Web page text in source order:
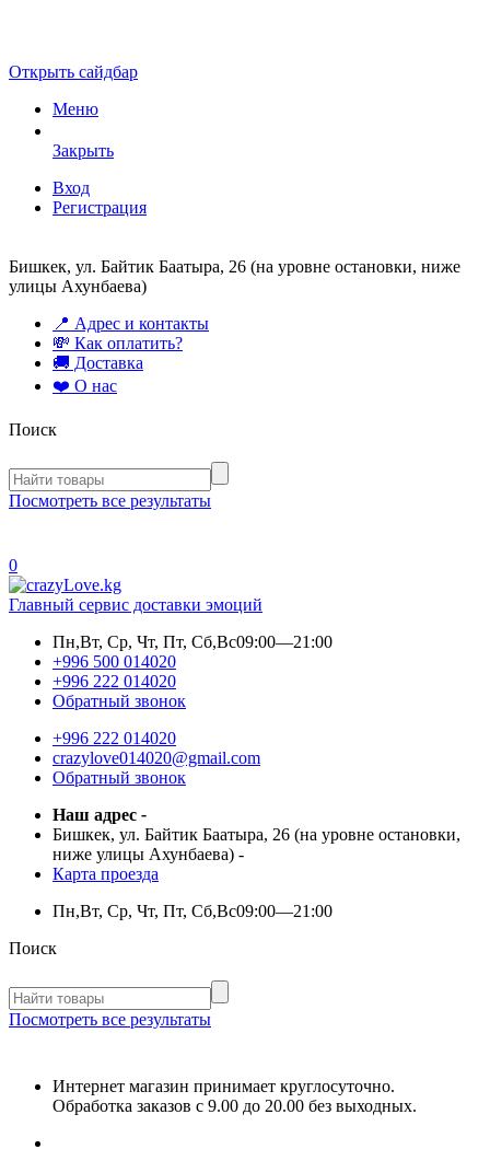
Открыть сайдбар
Меню
Закрыть
Вход
Регистрация
Бишкек, ул. Байтик Баатыра, 26 (на уровне остановки, ниже
улицы Ахунбаева)
📍 Адрес и контакты
💸 Как оплатить?
🚚 Доставка
❤️ О нас
Поиск
Посмотреть все результаты
0
Главный сервис доставки эмоций
Пн,Вт, Ср, Чт, Пт, Сб,Вс09:00—21:00
+996 500 014020
+996 222 014020
Обратный звонок
+996 222 014020
crazylove014020@gmail.com
Обратный звонок
Наш адрес -
Бишкек, ул. Байтик Баатыра, 26 (на уровне остановки,
ниже улицы Ахунбаева) -
Карта проезда
Пн,Вт, Ср, Чт, Пт, Сб,Вс09:00—21:00
Поиск
Посмотреть все результаты
Интернет магазин принимает круглосуточно.
Обработка заказов с 9.00 до 20.00 без выходных.